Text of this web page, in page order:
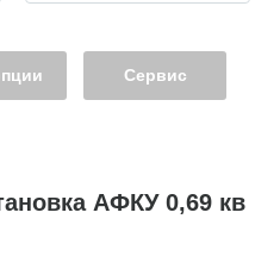
Сервис
АФКУ 0,69 кв